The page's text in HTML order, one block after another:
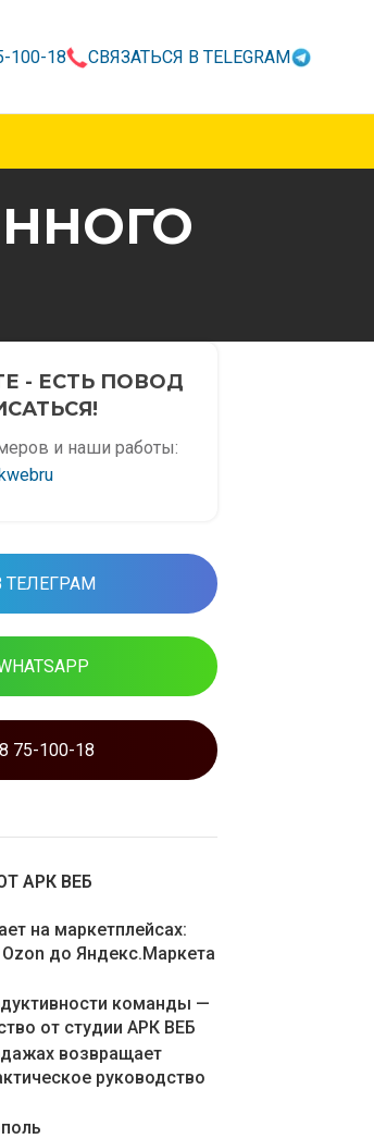
100-18 СВЯЗАТЬСЯ В TELEGRAM
- ЕСТЬ ПОВОД
и наши работы:
ТЕЛЕГРАМ
75-100-18
АРК ВЕБ
на маркетплейсах:
до Яндекс.Маркета
команды —
от студии АРК ВЕБ
возвращает
руководство